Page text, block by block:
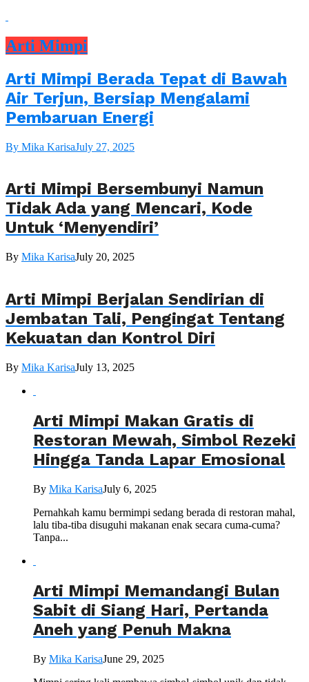
Arti Mimpi
Arti Mimpi Berada Tepat di Bawah
Air Terjun, Bersiap Mengalami
Pembaruan Energi
By Mika KarisaJuly 27, 2025
Arti Mimpi Bersembunyi Namun
Tidak Ada yang Mencari, Kode
Untuk ‘Menyendiri’
By Mika KarisaJuly 20, 2025
Arti Mimpi Berjalan Sendirian di
Jembatan Tali, Pengingat Tentang
Kekuatan dan Kontrol Diri
By Mika KarisaJuly 13, 2025
Arti Mimpi Makan Gratis di
Restoran Mewah, Simbol Rezeki
Hingga Tanda Lapar Emosional
By Mika KarisaJuly 6, 2025
Pernahkah kamu bermimpi sedang berada di restoran mahal,
lalu tiba-tiba disuguhi makanan enak secara cuma-cuma?
Tanpa...
Arti Mimpi Memandangi Bulan
Sabit di Siang Hari, Pertanda
Aneh yang Penuh Makna
By Mika KarisaJune 29, 2025